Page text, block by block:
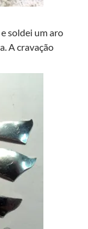
soldei um aro
A cravação